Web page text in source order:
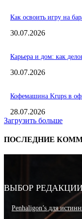
Как освоить игру на
30.07.2026
Карьера и дом: как
30.07.2026
Кофемашина Krups в
28.07.2026
Загрузить больше
ПОСЛЕДНИЕ
ВЫБОР
Penhaligon’s для